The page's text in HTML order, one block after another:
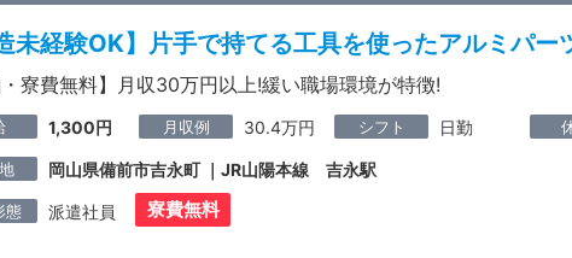
未経験OK】片手で持てる工具を使ったアルミパー
・寮費無料】月収30万円以上!緩い職場環境が特徴!
1,300円 月収例 30.4万円 シフト 日勤
岡山県備前市吉永町 ｜JR山陽本線 吉永駅
態 派遣社員 寮費無料